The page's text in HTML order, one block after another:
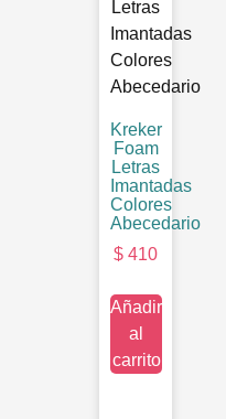
Kreker
Foam
Letras
Imantadas
Colores
Abecedario
$ 410
Añadir
al
carrito